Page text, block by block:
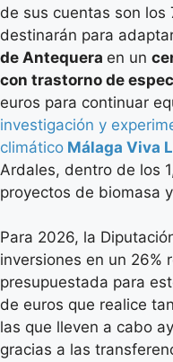
de sus cuentas son
destinarán para
de Antequera en un
con trastorno de
euros para continuar
investigación y
climático Málaga Viva
Ardales, dentro de los
proyectos de biomasa
Para 2026, la
inversiones en un 26%
presupuestada para
de euros que realice
las que lleven a cabo
gracias a las